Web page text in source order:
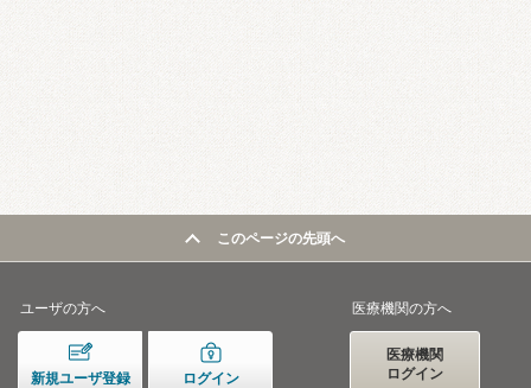
このページの先頭へ
ユーザの方へ
新規ユーザ登録 ログイン
医療機関の方へ
医療機関
ログイン